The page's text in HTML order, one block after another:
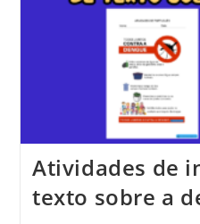
Atividades de
texto sobre a